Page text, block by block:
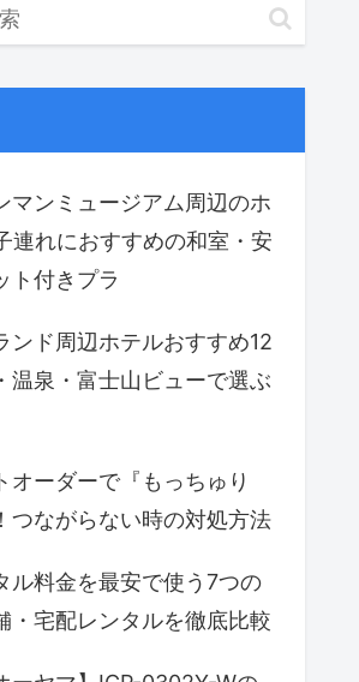
マンミュージアム周辺のホ
連れにおすすめの和室・安
ト付きプラ
ンド周辺ホテルおすすめ12
温泉・富士山ビューで選ぶ
オーダーで『もっちゅり
つながらない時の対処方法
ル料金を最安で使う7つの
・宅配レンタルを徹底比較